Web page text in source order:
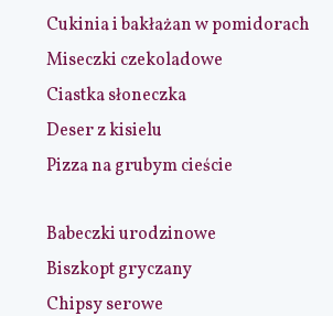
Cukinia i bakłażan w pomidorach
Miseczki czekoladowe
Ciastka słoneczka
Deser z kisielu
Pizza na grubym cieście
Babeczki urodzinowe
Biszkopt gryczany
Chipsy serowe